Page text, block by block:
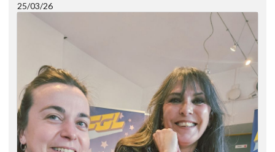
25/03/26